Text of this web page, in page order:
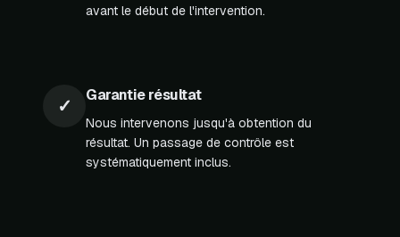
avant le début de l'intervention.
✓ Garantie résultat
Nous intervenons jusqu'à obtention du
résultat. Un passage de contrôle est
systématiquement inclus.